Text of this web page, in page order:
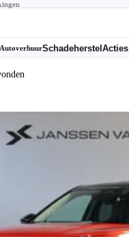
AutoverhuurSchadeherstelActies